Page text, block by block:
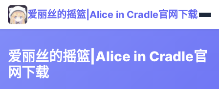
爱丽丝的摇篮|Alice in Cradle官网下载
爱丽丝的摇篮|Alice in Cradle官
网下载